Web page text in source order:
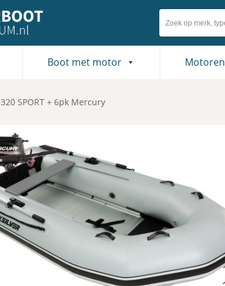
Boot met motor Motoren
320 SPORT + 6pk Mercury